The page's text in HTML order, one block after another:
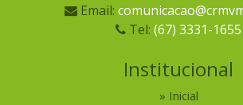
Email:
Tel: (67) 3331-1655
Institucional
Inicial